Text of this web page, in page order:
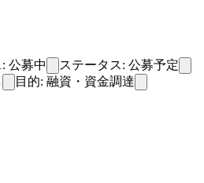
公募中
ステータス: 公募予定
目的: 融資・資金調達